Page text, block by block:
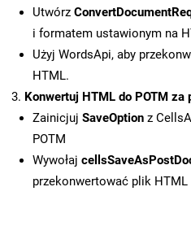
Utwórz
i formatem ustawionym na
Użyj WordsApi, aby
HTML.
Konwertuj HTML do POTM za
Zainicjuj SaveOption z
POTM
Wywołaj
przekonwertować plik